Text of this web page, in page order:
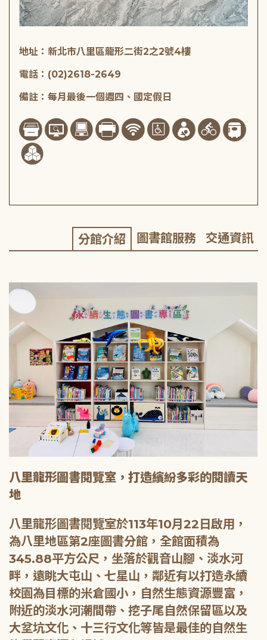
地址：新北市八里區龍形二街2之2號4樓
電話：(02)2618-2649
備註：每月最後一個週四、國定假日
分館介紹 圖書館服務 交通資訊
八里龍形圖書閱覽室，打造繽紛多彩的閱讀天
地
八里龍形圖書閱覽室於113年10月22日啟用，
為八里地區第2座圖書分館，全館面積為
345.88平方公尺，坐落於觀音山腳、淡水河
畔，遠眺大屯山、七星山，鄰近有以打造永續
校園為目標的米倉國小，自然生態資源豐富，
附近的淡水河潮間帶、挖子尾自然保留區以及
大坌坑文化、十三行文化等皆是最佳的自然生